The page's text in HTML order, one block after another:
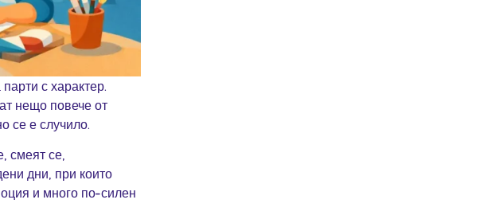
с характер.
нещо повече от
се е случило.
смеят се,
дни, при които
и много по-силен